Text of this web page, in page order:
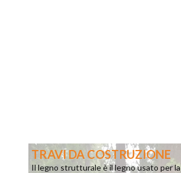
TRAVI DA COSTRUZIONE
Il legno strutturale è il legno usato per la